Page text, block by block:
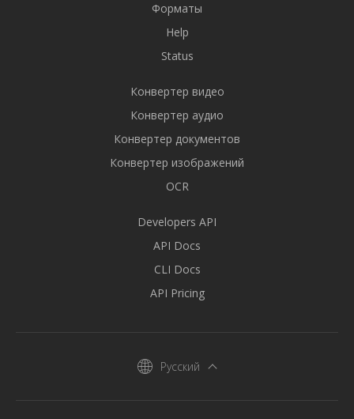
Форматы
Help
Status
Конвертер видео
Конвертер аудио
Конвертер документов
Конвертер изображений
OCR
Developers API
API Docs
CLI Docs
API Pricing
Русский